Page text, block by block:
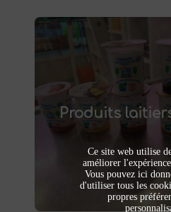
Produits
Produits
produits laitiers et
. Yaourts crémeux,
affinés et autres
vente directe à la
Ce site web utilise
améliorer
Vous pouvez ici
d'utiliser tous les
propres